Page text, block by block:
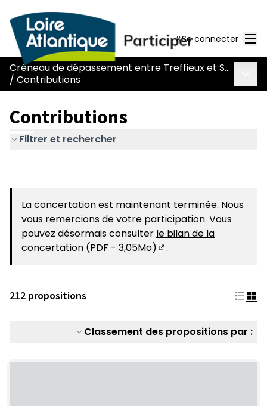
Se connecter
Créneau de dépassement entre Treffieux et Saint-Vincent-des-Landes
/ Contributions
Contributions
Filtrer et rechercher
La concertation est maintenant terminée. Nous
vous remercions de votre participation. Vous
pouvez désormais consulter le bilan de la
concertation (PDF - 3,05Mo)
.
212 propositions
Classement des propositions par :